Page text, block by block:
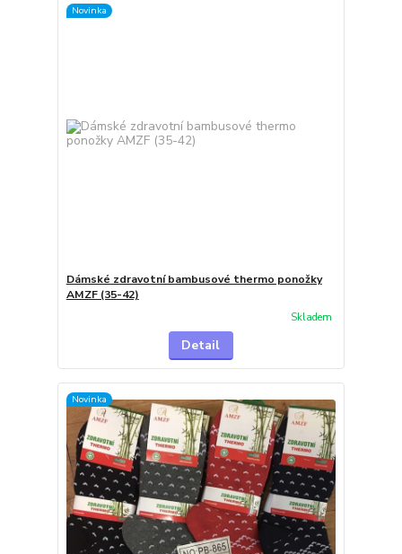
Novinka
Dámské zdravotní bambusové thermo ponožky
AMZF (35-42)
Skladem
Detail
Novinka